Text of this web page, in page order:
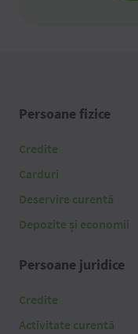
Persoane fizice
Credite
Carduri
Deservire curentă
Depozite și economii
Persoane juridice
Credite
Activitate curentă